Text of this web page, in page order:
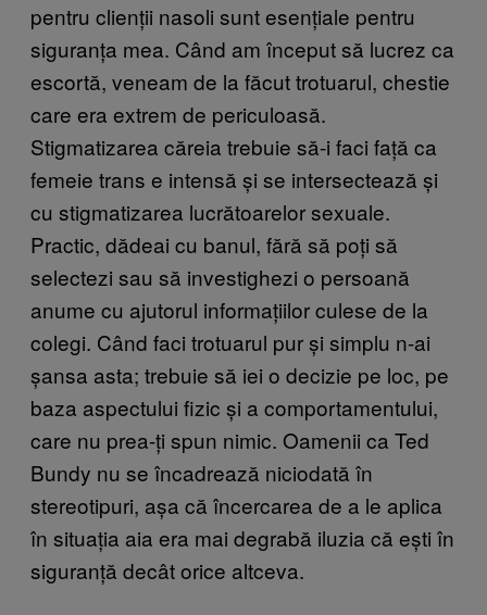
pentru clienții nasoli sunt esențiale pentru
siguranța mea. Când am început să lucrez ca
escortă, veneam de la făcut trotuarul, chestie
care era extrem de periculoasă.
Stigmatizarea căreia trebuie să-i faci față ca
femeie trans e intensă și se intersectează și
cu stigmatizarea lucrătoarelor sexuale.
Practic, dădeai cu banul, fără să poți să
selectezi sau să investighezi o persoană
anume cu ajutorul informațiilor culese de la
colegi. Când faci trotuarul pur și simplu n-ai
șansa asta; trebuie să iei o decizie pe loc, pe
baza aspectului fizic și a comportamentului,
care nu prea-ți spun nimic. Oamenii ca Ted
Bundy nu se încadrează niciodată în
stereotipuri, așa că încercarea de a le aplica
în situația aia era mai degrabă iluzia că ești în
siguranță decât orice altceva.